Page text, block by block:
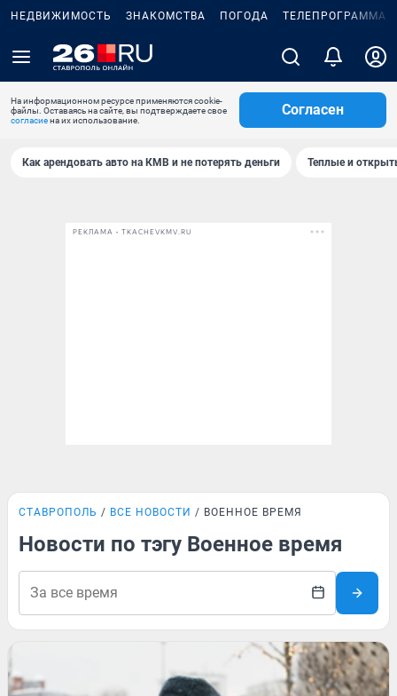
НЕДВИЖИМОСТЬ ЗНАКОМСТВА ПОГОДА ТЕЛЕПРОГРАММА
На информационном ресурсе применяются cookie-
файлы. Оставаясь на сайте, вы подтверждаете свое
согласиена их использование.
Согласен
Как арендовать авто на КМВ и не потерять деньги Теплые и
РЕКЛАМА • TKACHEVKMV.RU
СТАВРОПОЛЬ ВСЕ НОВОСТИ ВОЕННОЕ ВРЕМЯ
Новости по тэгу Военное время